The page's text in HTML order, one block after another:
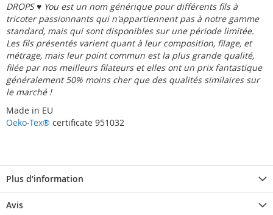
DROPS ♥ You est un nom générique pour différents fils à
tricoter passionnants qui n'appartiennent pas à notre gamme
standard, mais qui sont disponibles sur une période limitée.
Les fils présentés varient quant à leur composition, filage, et
métrage, mais leur point commun est la plus grande qualité,
filée par nos meilleurs filateurs et elles ont un prix fantastique 
généralement 50% moins cher que des qualités similaires sur
le marché !
Made in EU
Oeko-Tex® certificate 951032
Plus d’information
Avis